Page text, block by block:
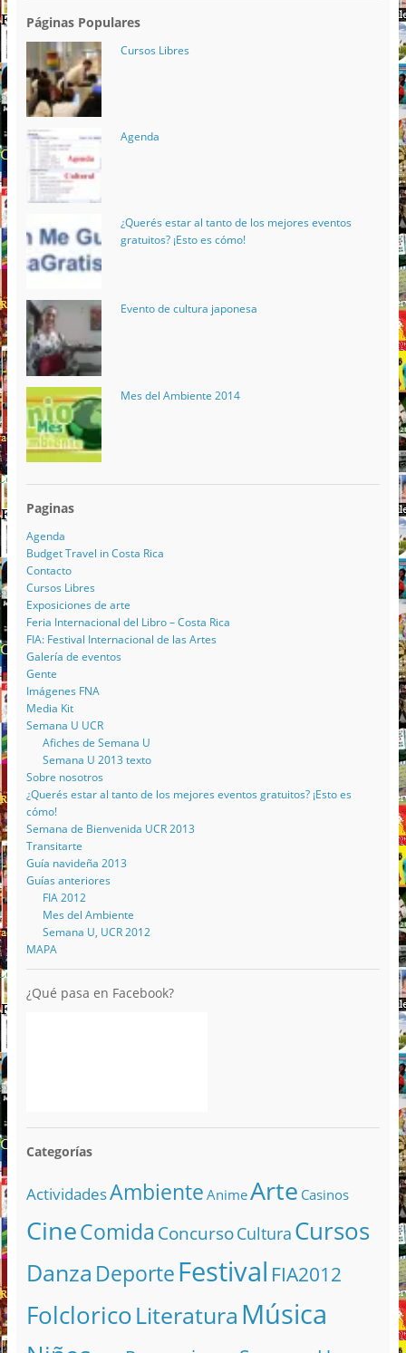
Páginas Populares
Cursos Libres
Agenda
¿Querés estar al tanto de los mejores eventos
gratuitos? ¡Esto es cómo!
Evento de cultura japonesa
Mes del Ambiente 2014
Paginas
Agenda
Budget Travel in Costa Rica
Contacto
Cursos Libres
Exposiciones de arte
Feria Internacional del Libro – Costa Rica
FIA: Festival Internacional de las Artes
Galería de eventos
Gente
Imágenes FNA
Media Kit
Semana U UCR
Afiches de Semana U
Semana U 2013 texto
Sobre nosotros
¿Querés estar al tanto de los mejores eventos gratuitos? ¡Esto es
cómo!
Semana de Bienvenida UCR 2013
Transitarte
Guía navideña 2013
Guías anteriores
FIA 2012
Mes del Ambiente
Semana U, UCR 2012
MAPA
¿Qué pasa en Facebook?
Categorías
ActividadesAmbiente AnimeArte Casinos
CineComida ConcursoCultura Cursos
Danza DeporteFestival FIA2012
FolcloricoLiteratura Música